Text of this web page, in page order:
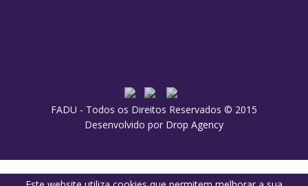
FADU - Todos os Direitos Reservados © 2015
Desenvolvido por Drop Agency